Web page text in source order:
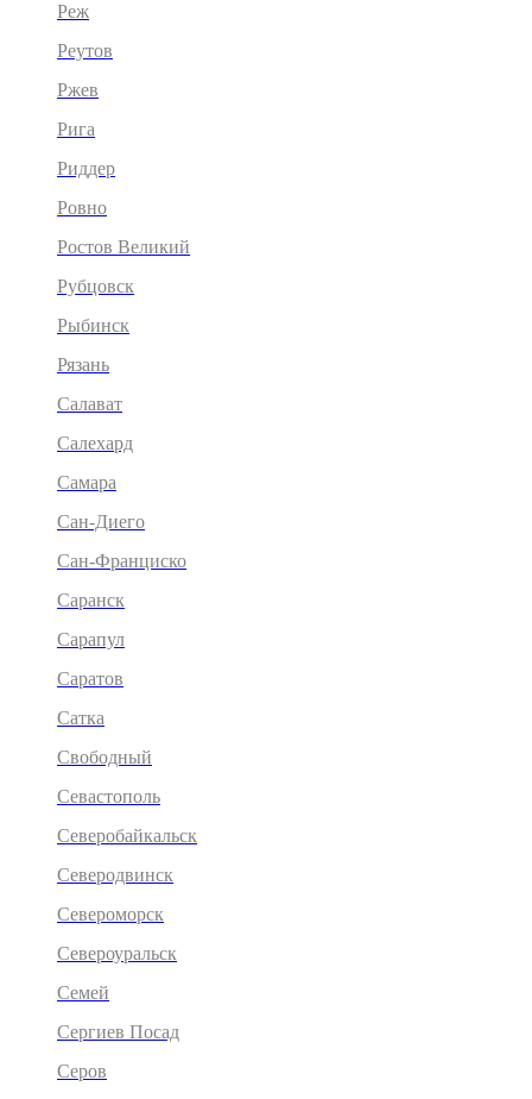
Реж
Реутов
Ржев
Рига
Риддер
Ровно
Ростов Великий
Рубцовск
Рыбинск
Рязань
Салават
Салехард
Самара
Сан-Диего
Сан-Франциско
Саранск
Сарапул
Саратов
Сатка
Свободный
Севастополь
Северобайкальск
Северодвинск
Североморск
Североуральск
Семей
Сергиев Посад
Серов